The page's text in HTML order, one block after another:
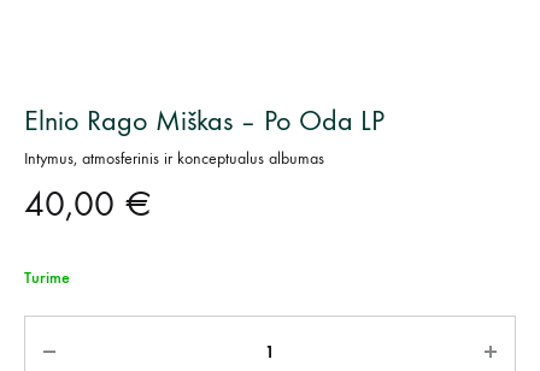
Elnio Rago Miškas – Po Oda LP
Intymus, atmosferinis ir konceptualus albumas
40,00 €
Turime